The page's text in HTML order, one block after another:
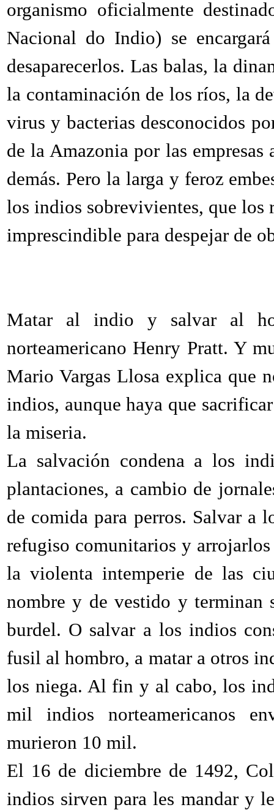
organismo oficialmente
Nacional do Indio) se
desaparecerlos. Las balas, la
la contaminación de los ríos, la
virus y bacterias desconocidos
de la Amazonia por las
demás. Pero la larga y feroz
los indios sobrevivientes, que los
imprescindible para despejar de
Matar al indio y salvar al
norteamericano Henry Pratt. Y
Mario Vargas Llosa explica que
indios, aunque haya que
la miseria.
La salvación condena a los
plantaciones, a cambio de
de comida para perros. Salvar a
refugiso comunitarios y arrojarlos
la violenta intemperie de las
nombre y de vestido y terminan
burdel. O salvar a los indios
fusil al hombro, a matar a otros
los niega. Al fin y al cabo, los
mil indios norteamericanos
murieron 10 mil.
El 16 de diciembre de 1492,
indios sirven para les mandar y